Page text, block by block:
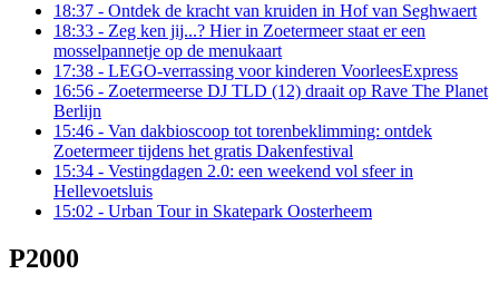
18:37 - Ontdek de kracht van kruiden in Hof van Seghwaert
18:33 - Zeg ken jij...? Hier in Zoetermeer staat er een
mosselpannetje op de menukaart
17:38 - LEGO-verrassing voor kinderen VoorleesExpress
16:56 - Zoetermeerse DJ TLD (12) draait op Rave The Planet
Berlijn
15:46 - Van dakbioscoop tot torenbeklimming: ontdek
Zoetermeer tijdens het gratis Dakenfestival
15:34 - Vestingdagen 2.0: een weekend vol sfeer in
Hellevoetsluis
15:02 - Urban Tour in Skatepark Oosterheem
P2000